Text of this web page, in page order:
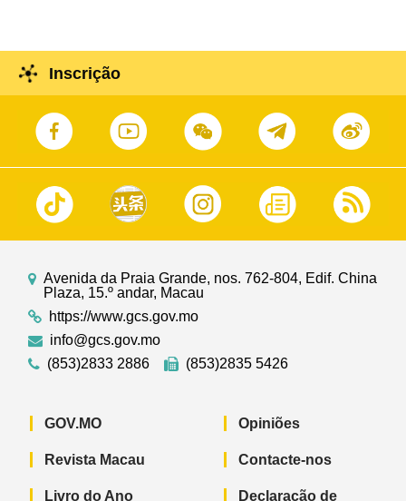
Inscrição
Avenida da Praia Grande, nos. 762-804, Edif. China
Plaza, 15.º andar, Macau
https://www.gcs.gov.mo
info@gcs.gov.mo
(853)2833 2886
(853)2835 5426
GOV.MO
Revista Macau
Livro do Ano
Opiniões
Contacte-nos
Declaração de